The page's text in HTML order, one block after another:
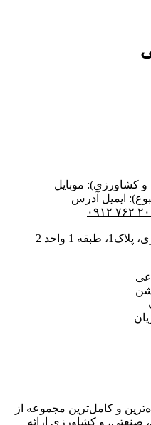
و کشاورزی): موبایل
ایمیل آدرس
۷۶۲ ۲۰ ۱۴
1 واحد 2
و کامل‌ترین مجموعه از
و کشاورزی ارائه